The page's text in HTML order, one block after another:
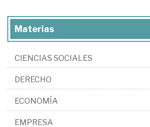
Materias
CIENCIAS SOCIALES
DERECHO
ECONOMÍA
EMPRESA